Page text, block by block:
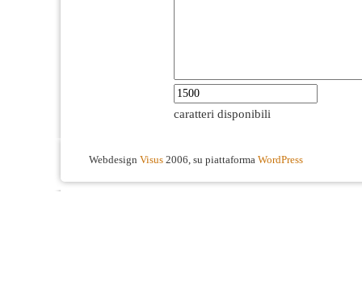
caratteri disponibili
Webdesign Visus 2006, su piattaforma WordPress